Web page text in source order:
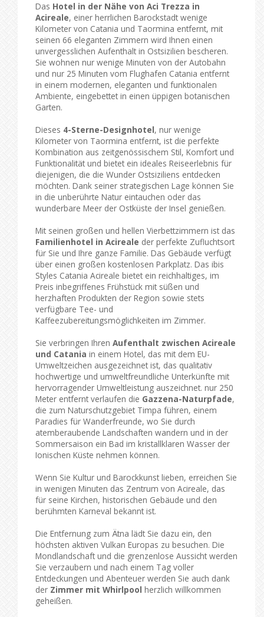
Das Hotel in der Nähe von Aci Trezza in
Acireale, einer herrlichen Barockstadt wenige
Kilometer von Catania und Taormina entfernt, mit
seinen 66 eleganten Zimmern wird Ihnen einen
unvergesslichen Aufenthalt in Ostsizilien bescheren.
Sie wohnen nur wenige Minuten von der Autobahn
und nur 25 Minuten vom Flughafen Catania entfernt
in einem modernen, eleganten und funktionalen
Ambiente, eingebettet in einen üppigen botanischen
Garten.
Dieses 4-Sterne-Designhotel, nur wenige
Kilometer von Taormina entfernt, ist die perfekte
Kombination aus zeitgenössischem Stil, Komfort und
Funktionalität und bietet ein ideales Reiseerlebnis für
diejenigen, die die Wunder Ostsiziliens entdecken
möchten. Dank seiner strategischen Lage können Sie
in die unberührte Natur eintauchen oder das
wunderbare Meer der Ostküste der Insel genießen.
Mit seinen großen und hellen Vierbettzimmern ist das
Familienhotel in Acireale der perfekte Zufluchtsort
für Sie und Ihre ganze Familie. Das Gebäude verfügt
über einen großen kostenlosen Parkplatz. Das ibis
Styles Catania Acireale bietet ein reichhaltiges, im
Preis inbegriffenes Frühstück mit süßen und
herzhaften Produkten der Region sowie stets
verfügbare Tee- und
Kaffeezubereitungsmöglichkeiten im Zimmer.
Sie verbringen Ihren Aufenthalt zwischen Acireale
und Catania in einem Hotel, das mit dem EU-
Umweltzeichen ausgezeichnet ist, das qualitativ
hochwertige und umweltfreundliche Unterkünfte mit
hervorragender Umweltleistung auszeichnet. nur 250
Meter entfernt verlaufen die Gazzena-Naturpfade,
die zum Naturschutzgebiet Timpa führen, einem
Paradies für Wanderfreunde, wo Sie durch
atemberaubende Landschaften wandern und in der
Sommersaison ein Bad im kristallklaren Wasser der
Ionischen Küste nehmen können.
Wenn Sie Kultur und Barockkunst lieben, erreichen Sie
in wenigen Minuten das Zentrum von Acireale, das
für seine Kirchen, historischen Gebäude und den
berühmten Karneval bekannt ist.
Die Entfernung zum Ätna lädt Sie dazu ein, den
höchsten aktiven Vulkan Europas zu besuchen. Die
Mondlandschaft und die grenzenlose Aussicht werden
Sie verzaubern und nach einem Tag voller
Entdeckungen und Abenteuer werden Sie auch dank
der Zimmer mit Whirlpool herzlich willkommen
geheißen.